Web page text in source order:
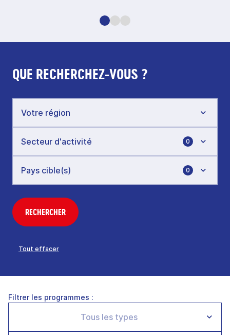
QUE RECHERCHEZ-VOUS ?
0
0
RECHERCHER
Tout effacer
Filtrer les programmes :